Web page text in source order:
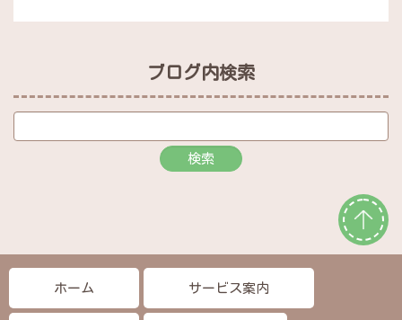
ブログ内検索
ホーム サービス案内